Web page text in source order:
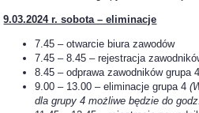
9.03.2024 r. sobota – eliminacje
7.45 – otwarcie biura zawodów
7.45 – 8.45 – rejestracja
8.45 – odprawa zawodników grupa
9.00 – 13.00 – eliminacje grupa 4
dla grupy 4 możliwe będzie do godz.